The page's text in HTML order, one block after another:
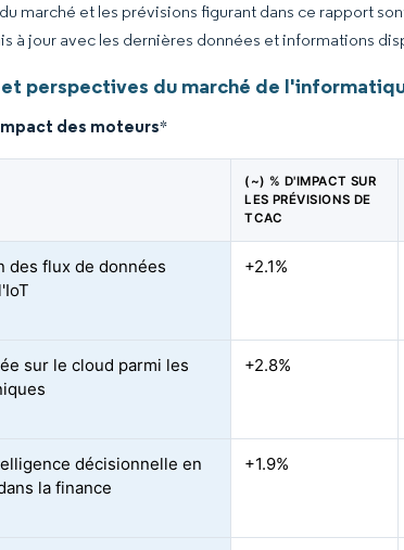
marché et les prévisions figurant dans ce rapport
à jour avec les dernières données et informations
perspectives du marché de
des moteurs*
(~) % D'IMPACT SUR
LES PRÉVISIONS DE
TCAC
des flux de données
+2.1%
sur le cloud parmi les
+2.8%
décisionnelle en
la finance
+1.9%